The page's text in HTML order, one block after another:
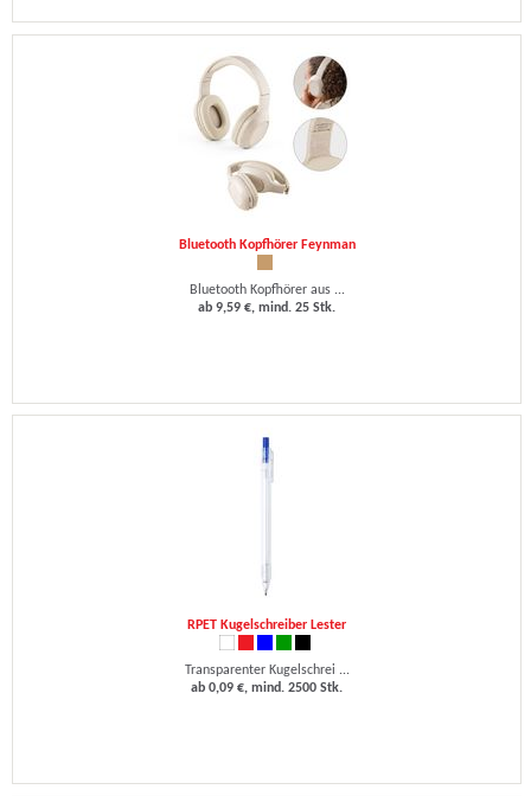
Bluetooth Kopfhörer Feynman
Bluetooth Kopfhörer aus ...
ab 9,59 €, mind. 25 Stk.
RPET Kugelschreiber Lester
Transparenter Kugelschrei ...
ab 0,09 €, mind. 2500 Stk.